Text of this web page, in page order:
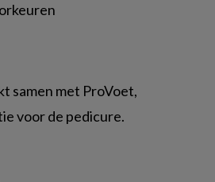
samen met ProVoet,
voor de pedicure.